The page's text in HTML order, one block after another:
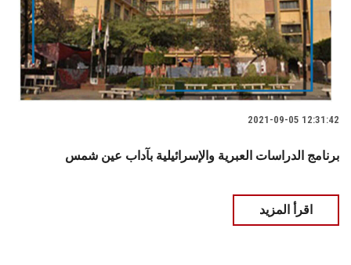
2021-09-05 12:31:42
برنامج الدراسات العبرية والإسرائيلية بآداب عين شمس
اقرأ المزيد